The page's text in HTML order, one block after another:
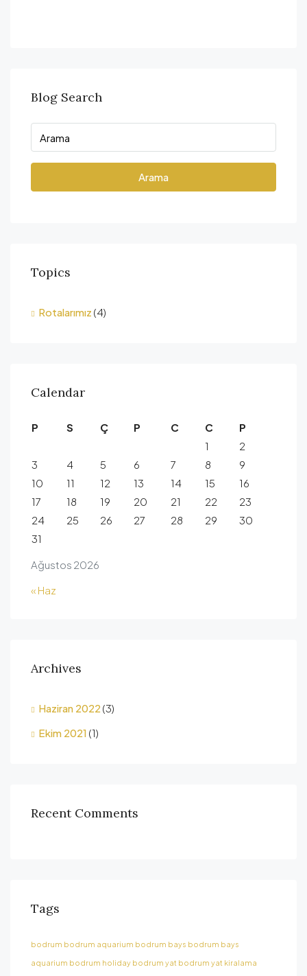
Blog Search
Arama
Topics
Rotalarımız (4)
Calendar
Ağustos 2026
P S Ç P C C
P
1
2
3
4 5 6 7 8
9
10
11 12 13 14 15
16
17
18 19 20 21 22
23
24
25 26 27 28 29
30
31
« Haz
Archives
Haziran 2022 (3)
Ekim 2021 (1)
Recent Comments
Tags
bodrum bodrum aquarium bodrum bays bodrum bays
aquarium bodrum holiday bodrum yat bodrum yat kiralama